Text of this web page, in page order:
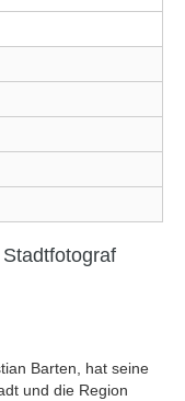
Barten, hat seine
und die Region